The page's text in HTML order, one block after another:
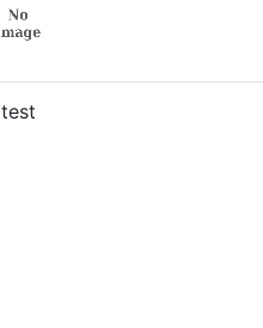
test